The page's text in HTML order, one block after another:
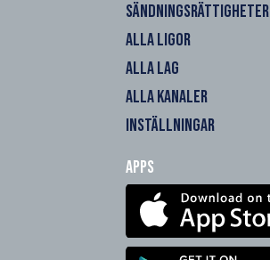
SÄNDNINGSRÄTTIGHETER
ALLA LIGOR
ALLA LAG
ALLA KANALER
INSTÄLLNINGAR
Apps